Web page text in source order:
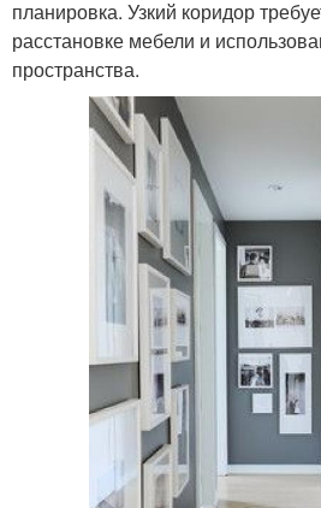
планировка. Узкий коридор
расстановке мебели и
пространства.